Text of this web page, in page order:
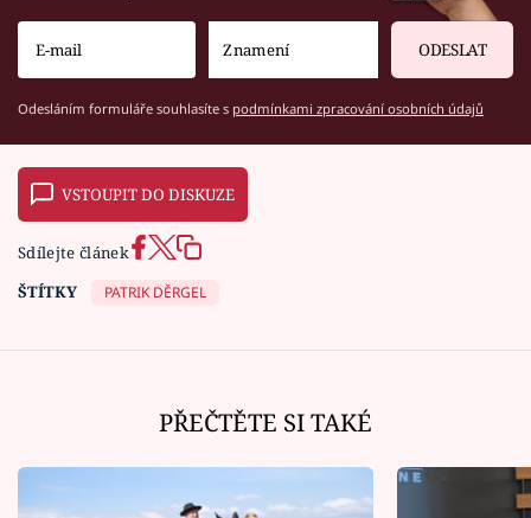
ODESLAT
Odesláním formuláře souhlasíte s podmínkami zpracování osobních údajů
VSTOUPIT DO DISKUZE
Sdílejte článek
ŠTÍTKY
PATRIK DĚRGEL
PŘEČTĚTE SI TAKÉ